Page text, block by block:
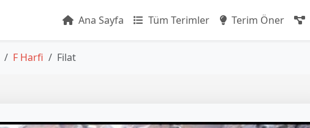
Ana Sayfa Tüm Terimler Terim Öner
F Harfi Filat